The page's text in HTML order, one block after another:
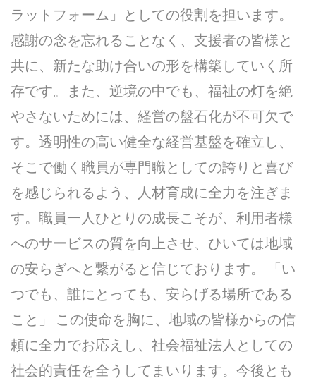
ラットフォーム」としての役割を担います。
感謝の念を忘れることなく、支援者の皆様と
共に、新たな助け合いの形を構築していく所
存です。また、逆境の中でも、福祉の灯を絶
やさないためには、経営の盤石化が不可欠で
す。透明性の高い健全な経営基盤を確立し、
そこで働く職員が専門職としての誇りと喜び
を感じられるよう、人材育成に全力を注ぎま
す。職員一人ひとりの成長こそが、利用者様
へのサービスの質を向上させ、ひいては地域
の安らぎへと繋がると信じております。 「い
つでも、誰にとっても、安らげる場所である
こと」 この使命を胸に、地域の皆様からの信
頼に全力でお応えし、社会福祉法人としての
社会的責任を全うしてまいります。今後とも